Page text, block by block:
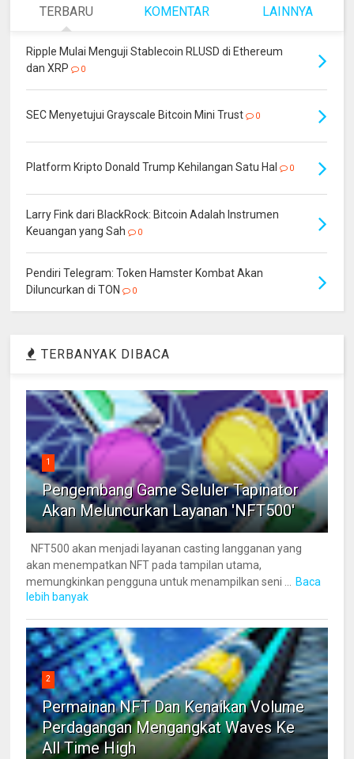
TERBARU KOMENTAR LAINNYA
Ripple Mulai Menguji Stablecoin RLUSD di Ethereum
dan XRP
0
SEC Menyetujui Grayscale Bitcoin Mini Trust 0
Platform Kripto Donald Trump Kehilangan Satu Hal 0
Larry Fink dari BlackRock: Bitcoin Adalah Instrumen
Keuangan yang Sah
0
Pendiri Telegram: Token Hamster Kombat Akan
Diluncurkan di TON
0
TERBANYAK DIBACA
1
Pengembang Game Seluler Tapinator
Akan Meluncurkan Layanan 'NFT500'
NFT500 akan menjadi layanan casting langganan yang
akan menempatkan NFT pada tampilan utama,
memungkinkan pengguna untuk menampilkan seni ...
Baca
lebih banyak
2
Permainan NFT Dan Kenaikan Volume
Perdagangan Mengangkat Waves Ke
All Time High